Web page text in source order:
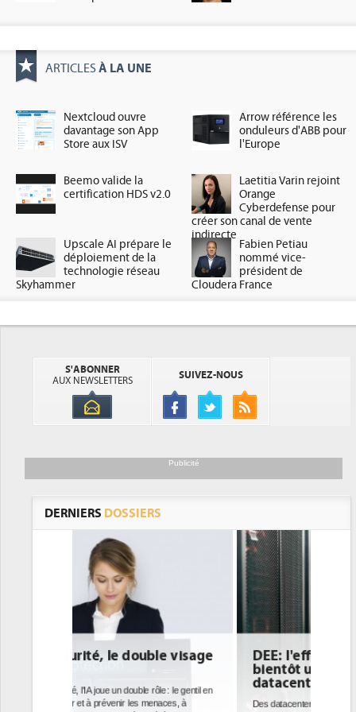
ARTICLES À LA UNE
Nextcloud ouvre
davantage son App
Store aux ISV
Arrow référence les
onduleurs d'ABB pour
l'Europe
Beemo valide la
certification HDS v2.0
Laetitia Varin rejoint
Orange
Cyberdefense pour
créer son canal de vente
indirecte
Upscale AI prépare le
déploiement de la
technologie réseau
Skyhammer
Fabien Petiau
nommé vice-
président de
Cloudera France
S'ABONNER
AUX NEWSLETTERS
SUIVEZ-NOUS
Publicité
DERNIERS DOSSIERS
DEE: l'efficacité énergétique
bientôt une obligation pour les
datacenters
Des datacenters plus durables et plus efficaces, c'est